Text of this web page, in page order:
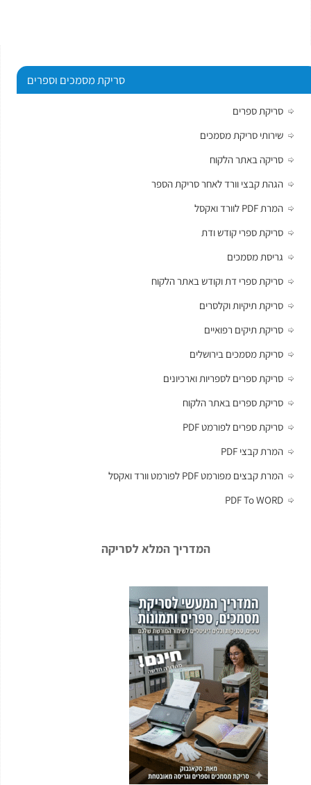
סריקת מסמכים וספרים
סריקת ספרים
שירותי סריקת מסמכים
סריקה באתר הלקוח
הגהת קבצי וורד לאחר סריקת הספר
המרת PDF לוורד ואקסל
סריקת ספרי קודש ודת
גריסת מסמכים
סריקת ספרי דת וקודש באתר הלקוח
סריקת תיקיות וקלסרים
סריקת תיקים רפואיים
סריקת מסמכים בירושלים
סריקת ספרים לספריות וארכיונים
סריקת ספרים באתר הלקוח
סריקת ספרים לפורמט PDF
המרת קבצי PDF
המרת קבצים מפורמט PDF לפורמט וורד ואקסל
PDF To WORD
המדריך המלא לסריקה